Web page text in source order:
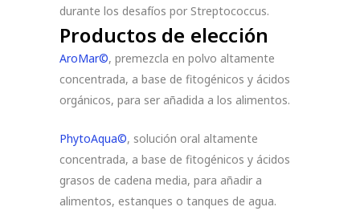
durante los desafíos por Streptococcus.
Productos de elección
AroMar©, premezcla en polvo altamente
concentrada, a base de fitogénicos y ácidos
orgánicos, para ser añadida a los alimentos.
PhytoAqua©, solución oral altamente
concentrada, a base de fitogénicos y ácidos
grasos de cadena media, para añadir a
alimentos, estanques o tanques de agua.